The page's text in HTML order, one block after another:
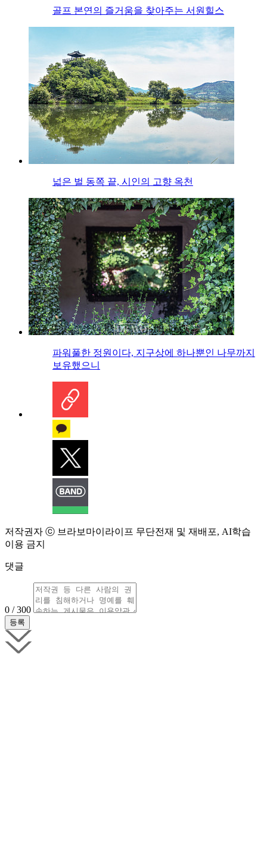
골프 본연의 즐거움을 찾아주는 서원힐스
넓은 벌 동쪽 끝, 시인의 고향 옥천
파워풀한 정원이다, 지구상에 하나뿐인 나무까지
보유했으니
저작권자 ⓒ 브라보마이라이프 무단전재 및 재배포, AI학습
이용 금지
댓글
0 / 300